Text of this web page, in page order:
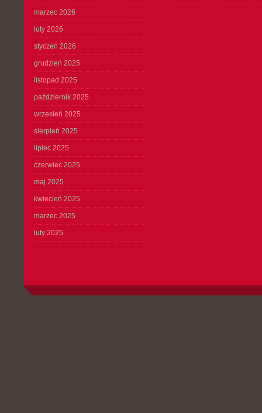
marzec 2026
luty 2026
styczeń 2026
grudzień 2025
listopad 2025
październik 2025
wrzesień 2025
sierpień 2025
lipiec 2025
czerwiec 2025
maj 2025
kwiecień 2025
marzec 2025
luty 2025